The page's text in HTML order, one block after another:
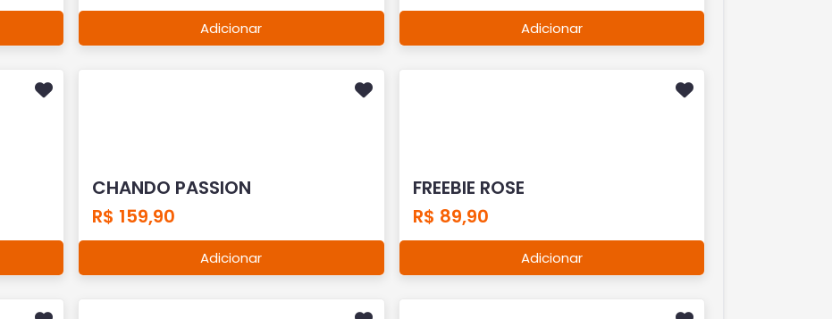
Adicionar Adicionar
CHANDO PASSION
R$ 159,90
Adicionar
FREEBIE ROSE
R$ 89,90
Adicionar